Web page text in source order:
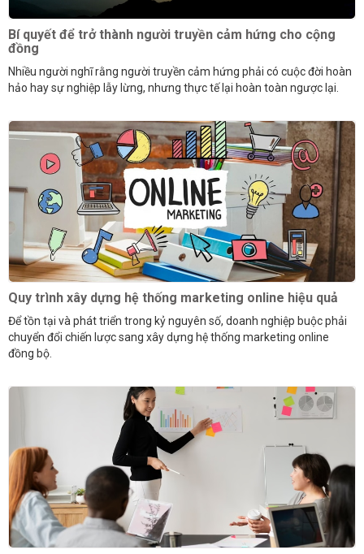
Bí quyết để trở thành người truyền cảm hứng cho cộng
đồng
Nhiều người nghĩ rằng người truyền cảm hứng phải có cuộc đời hoàn
hảo hay sự nghiệp lẫy lừng, nhưng thực tế lại hoàn toàn ngược lại.
Quy trình xây dựng hệ thống marketing online hiệu quả
Để tồn tại và phát triển trong kỷ nguyên số, doanh nghiệp buộc phải
chuyển đổi chiến lược sang xây dựng hệ thống marketing online
đồng bộ.